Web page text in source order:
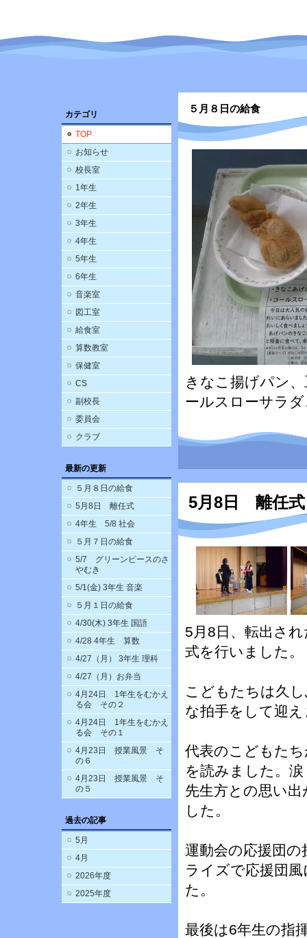
カテゴリ
TOP
お知らせ
校長室
1年生
2年生
3年生
4年生
5年生
6年生
音楽室
図工室
給食室
算数教室
保健室
CS
副校長
委員会
クラブ
最新の更新
５月８日の給食
5月8日 離任式
4年生 5/8 社会
５月７日の給食
5/7 グリーンピースのさ
やむき
5/1(金) 3年生 音楽
５月１日の給食
4/30(木) 3年生 国語
4/28 4年生 算数
4/27（月） 3年生 理科
4/27（月）お弁当
4月24日 1年生をむかえ
る会 その２
4月24日 1年生をむかえ
る会 その１
4月23日 授業風景 そ
の６
4月23日 授業風景 そ
の５
過去の記事
5月
4月
2026年度
2025年度
５月８日の給食
きなこ揚げパン
ールスローサラダ
5月8日 離任式
5月8日、転出さ
式を行いました。
こどもたちは久
な拍手をして迎
代表のこどもた
を読みました。
先生方との思い
した。
運動会の応援団
ライズで応援団
た。
最後は6年生の指